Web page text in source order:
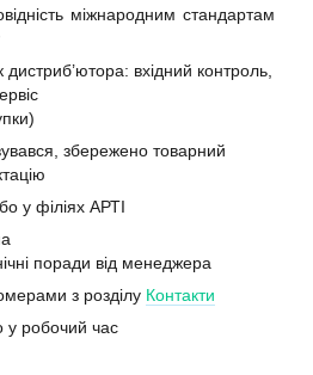
міжнародним стандартам
вхідний контроль,
збережено товарний
у філіях АРТІ
поради від менеджера
з розділу Контакти
у робочий час